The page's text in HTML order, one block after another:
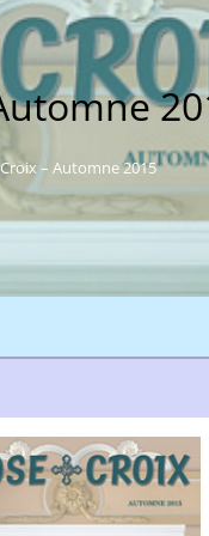
– Automne 2015